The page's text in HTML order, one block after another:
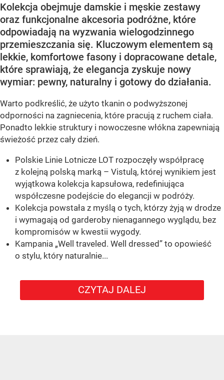
Kolekcja obejmuje damskie i męskie zestawy
oraz funkcjonalne akcesoria podróżne, które
odpowiadają na wyzwania wielogodzinnego
przemieszczania się. Kluczowym elementem są
lekkie, komfortowe fasony i dopracowane detale,
które sprawiają, że elegancja zyskuje nowy
wymiar: pewny, naturalny i gotowy do działania.
Warto podkreślić, że użyto tkanin o podwyższonej
odporności na zagniecenia, które pracują z ruchem ciała.
Ponadto lekkie struktury i nowoczesne włókna zapewniają
świeżość przez cały dzień.
Polskie Linie Lotnicze LOT rozpoczęły współpracę
z kolejną polską marką – Vistulą, której wynikiem jest
wyjątkowa kolekcja kapsułowa, redefiniująca
współczesne podejście do elegancji w podróży.
Kolekcja powstała z myślą o tych, którzy żyją w drodze
i wymagają od garderoby nienagannego wyglądu, bez
kompromisów w kwestii wygody.
Kampania „Well traveled. Well dressed” to opowieść
o stylu, który naturalnie...
CZYTAJ DALEJ